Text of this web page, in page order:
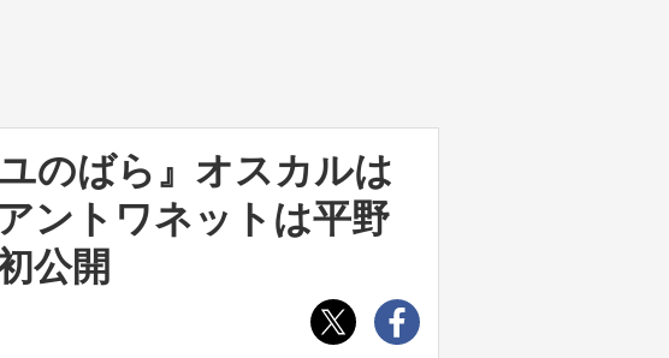
のばら』オスカルは
ントワネットは平野
公開